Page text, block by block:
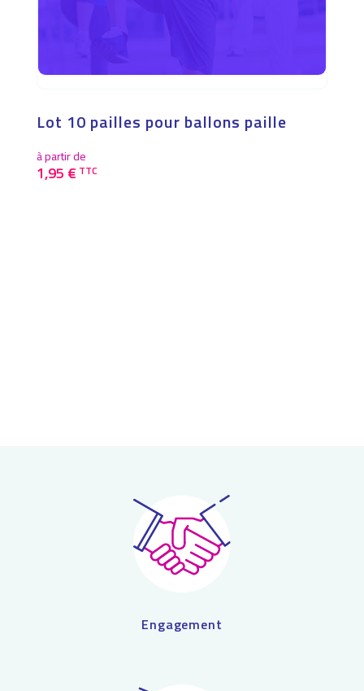
Lot 10 pailles pour ballons paille
à partir de
1,95 € TTC
Engagement